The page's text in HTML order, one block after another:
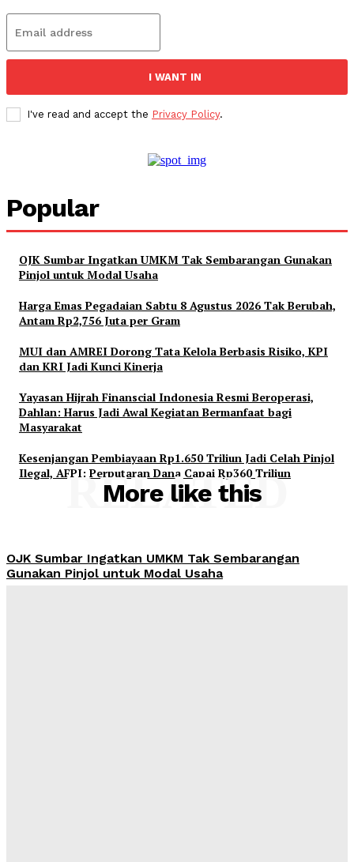
I WANT IN
I've read and accept the Privacy Policy.
Popular
OJK Sumbar Ingatkan UMKM Tak Sembarangan Gunakan
Pinjol untuk Modal Usaha
Harga Emas Pegadaian Sabtu 8 Agustus 2026 Tak Berubah,
Antam Rp2,756 Juta per Gram
MUI dan AMREI Dorong Tata Kelola Berbasis Risiko, KPI
dan KRI Jadi Kunci Kinerja
Yayasan Hijrah Finanscial Indonesia Resmi Beroperasi,
Dahlan: Harus Jadi Awal Kegiatan Bermanfaat bagi
Masyarakat
Kesenjangan Pembiayaan Rp1.650 Triliun Jadi Celah Pinjol
Ilegal, AFPI: Perputaran Dana Capai Rp360 Triliun
More like this
RELATED
OJK Sumbar Ingatkan UMKM Tak Sembarangan
Gunakan Pinjol untuk Modal Usaha